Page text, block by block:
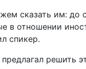
сказать им: до
в отношении
спикер.
решить